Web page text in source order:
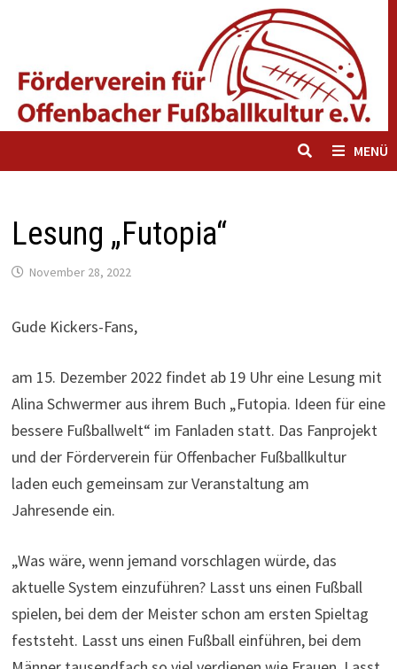
MENÜ
Lesung „Futopia“
November 28, 2022
Gude Kickers-Fans,
am 15. Dezember 2022 findet ab 19 Uhr eine Lesung mit
Alina Schwermer aus ihrem Buch „Futopia. Ideen für eine
bessere Fußballwelt“ im Fanladen statt. Das Fanprojekt
und der Förderverein für Offenbacher Fußballkultur
laden euch gemeinsam zur Veranstaltung am
Jahresende ein.
„Was wäre, wenn jemand vorschlagen würde, das
aktuelle System einzuführen? Lasst uns einen Fußball
spielen, bei dem der Meister schon am ersten Spieltag
feststeht. Lasst uns einen Fußball einführen, bei dem